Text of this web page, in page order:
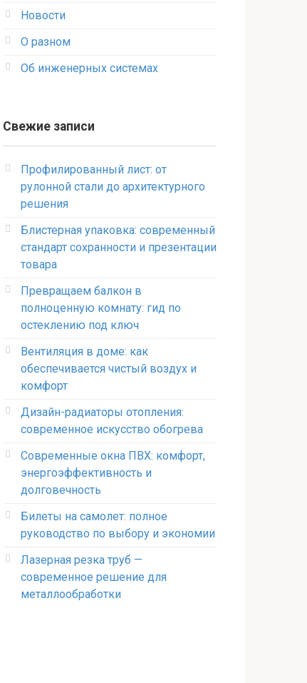
Новости
О разном
Об инженерных системах
Свежие записи
Профилированный лист: от
рулонной стали до архитектурного
решения
Блистерная упаковка: современный
стандарт сохранности и презентации
товара
Превращаем балкон в
полноценную комнату: гид по
остеклению под ключ
Вентиляция в доме: как
обеспечивается чистый воздух и
комфорт
Дизайн-радиаторы отопления:
современное искусство обогрева
Современные окна ПВХ: комфорт,
энергоэффективность и
долговечность
Билеты на самолет: полное
руководство по выбору и экономии
Лазерная резка труб —
современное решение для
металлообработки